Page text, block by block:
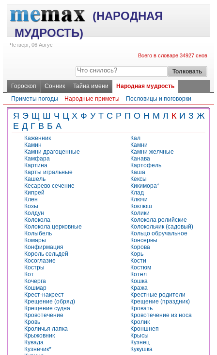
(НАРОДНАЯ
МУДРОСТЬ)
Четверг, 06 Август
Всего в словаре 34927 снов
Гороскоп Сонник Тайна имени
Народная мудрость
Приметы погоды
Народные приметы Пословицы и поговорки
Я Э Щ Ш Ч Ц Х Ф У Т С Р П О Н М Л К И З Ж
Е Д Г В Б А
Каженник
Кал
Камин
Камни
Камни драгоценные
Камни желчные
Камфара
Канава
Картина
Картофель
Карты игральные
Каша
Кашель
Кексы
Кесарево сечение
Кикимора*
Кипрей
Клад
Клен
Ключи
Козы
Коклюш
Колдун
Колики
Колокола
Колокола ролийские
Колокола церковные
Колокольчик (садовый)
Колыбель
Кольцо обручальное
Комары
Консервы
Конфирмация
Корова
Король сельдей
Корь
Косоглазие
Кости
Костры
Костюм
Кот
Котел
Кочерга
Кошка
Кошмар
Кража
Крест-накрест
Крестные родители
Крещение (обряд)
Крещение (праздник)
Крещение судна
Кровать
Кровотечение
Кровотечение из носа
Кровь
Кролик
Кроличья лапка
Кроншнеп
Крыжовник
Крысы
Кувада
Кузнец
Кузнечик*
Кукушка